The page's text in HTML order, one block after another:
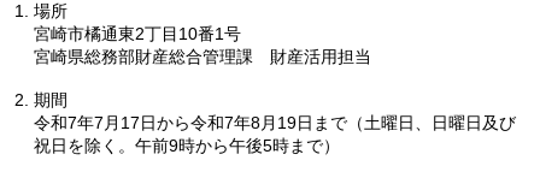
場所
宮崎市橘通東2丁目10番1号
宮崎県総務部財産総合管理課
財産活用担当
期間
令和7年7月17日から令和7年8月19日まで（土曜日、日曜日及び
祝日を除く。午前9時から午後5時まで）